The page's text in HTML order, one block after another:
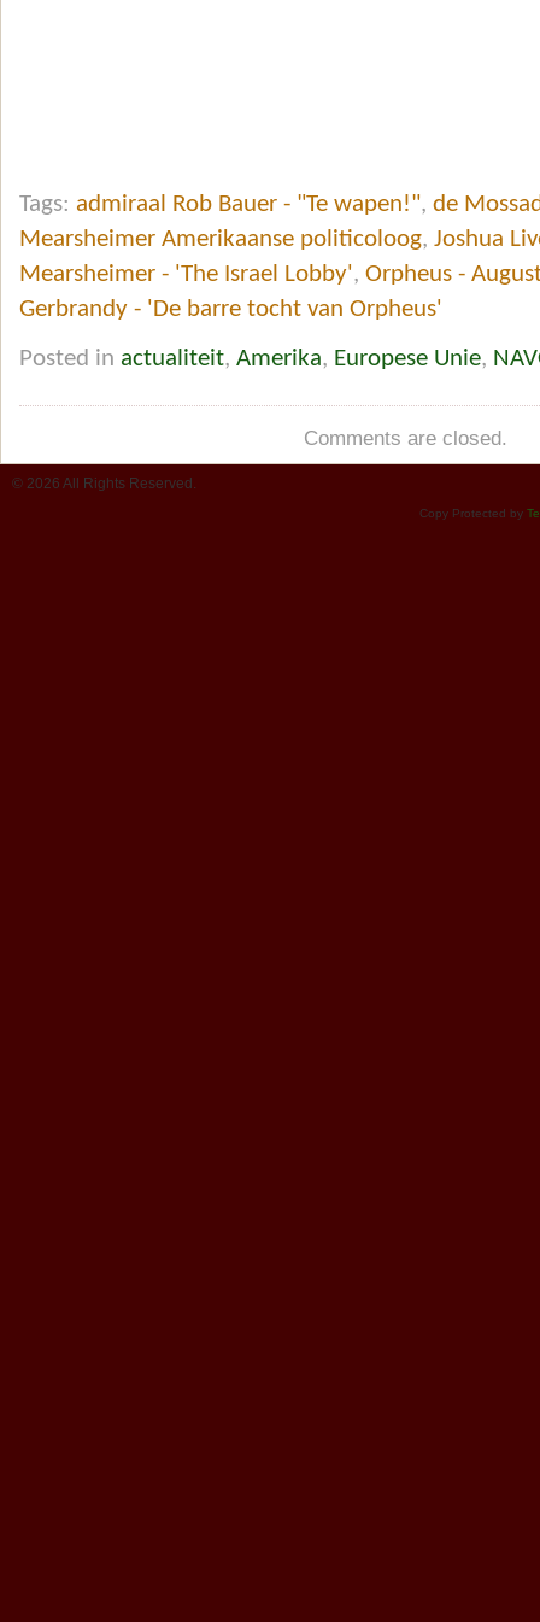
Tags: admiraal Rob Bauer - "Te wapen!", de
Mearsheimer Amerikaanse politicoloog, Joshua
Mearsheimer - 'The Israel Lobby', Orpheus -
Gerbrandy - 'De barre tocht van Orpheus'
Posted in actualiteit, Amerika, Europese Unie,
Comments are closed.
© 2026 All Rights Reserved.
Copy Protected by